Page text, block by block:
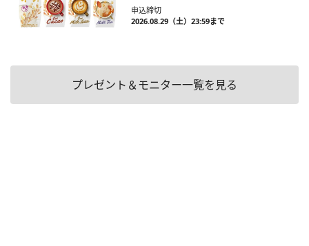
申込締切
2026.08.29（土）23:59まで
プレゼント＆モニター一覧を見る